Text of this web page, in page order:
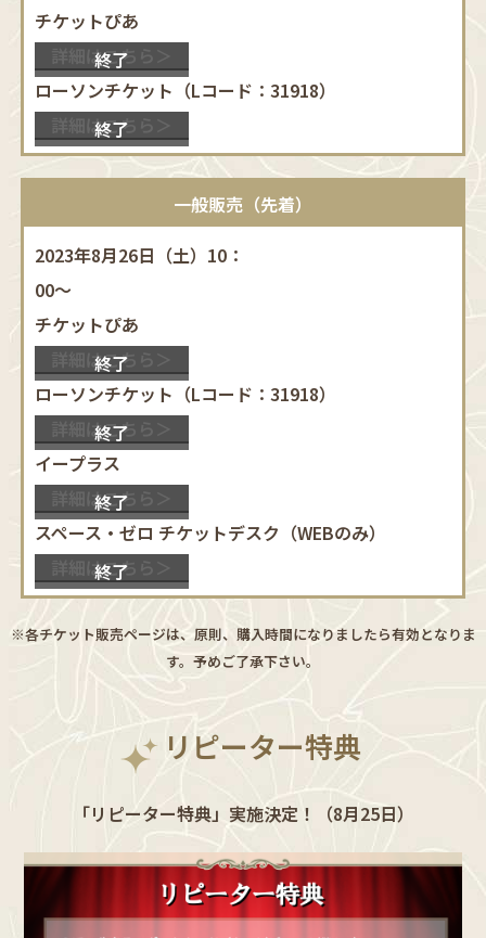
チケットぴあ
詳細はこちら＞
終了
ローソンチケット（Lコード：31918）
詳細はこちら＞
終了
一般販売（先着）
2023年8月26日（土）10：
00～
チケットぴあ
詳細はこちら＞
終了
ローソンチケット（Lコード：31918）
詳細はこちら＞
終了
イープラス
詳細はこちら＞
終了
スペース・ゼロ チケットデスク（WEBのみ）
詳細はこちら＞
終了
※各チケット販売ページは、原則、購入時間になりましたら有効となりま
す。予めご了承下さい。
リピーター特典
「リピーター特典」実施決定！（8月25日）